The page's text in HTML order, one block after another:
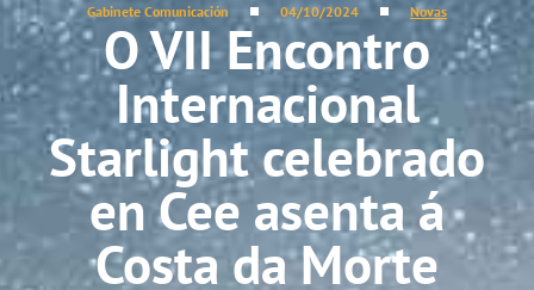
Gabinete Comunicación 04/10/2024 Novas
O VII Encontro
Internacional
Starlight celebrado
en Cee asenta á
Costa da Morte